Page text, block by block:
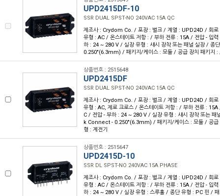
UPD2415DF-10
SSR DUAL SPST-NO 240VAC 15A QC
제조사 : Crydom Co. / 포장 : 벌크 / 계열 : UPD24D / 회
유형 : AC / 온스테이트 저항 : / 부하 전류 : 15A / 전압 - 입
하 : 24 ~ 280 V / 실장 유형 : 섀시 장착 또는 패널 실장 /
0.250"(6.3mm) / 패키지/케이스 : 모듈 / 공급 장치 패키지 :
상품번호 : 2515648
UPD2415DF
SSR DUAL SPST-NO 240VAC 15A QC
제조사 : Crydom Co. / 포장 : 벌크 / 계열 : UPD24D / 회
유형 : AC, 제로 크로스 / 온스테이트 저항 : / 부하 전류 :
C / 전압 - 부하 : 24 ~ 280 V / 실장 유형 : 섀시 장착 또는
k Connect - 0.250"(6.3mm) / 패키지/케이스 : 모듈 / 공급
형 : 계전기
상품번호 : 2515647
UPD2415D-10
SSR DL SPST-NO 240VAC 15A PHASE
제조사 : Crydom Co. / 포장 : 벌크 / 계열 : UPD24D / 회
유형 : AC / 온스테이트 저항 : / 부하 전류 : 15A / 전압 - 입
하 : 24 ~ 280 V / 실장 유형 : 스루홀 / 종단 유형 : PC 핀 /